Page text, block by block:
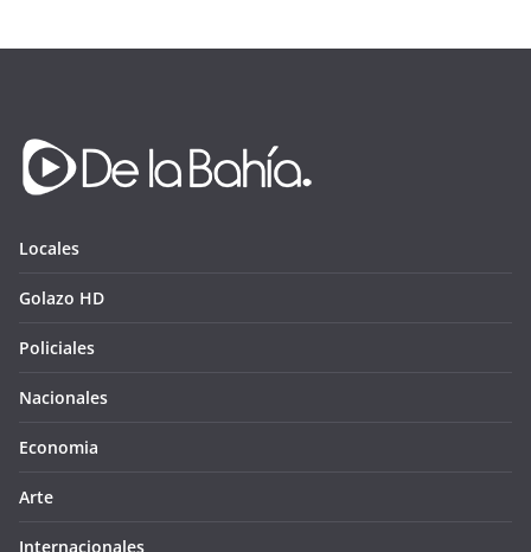
Locales
Golazo HD
Policiales
Nacionales
Economia
Arte
Internacionales